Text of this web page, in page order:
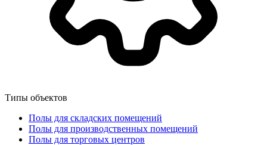
Типы объектов
Полы для складских помещений
Полы для производственных помещений
Полы для торговых центров